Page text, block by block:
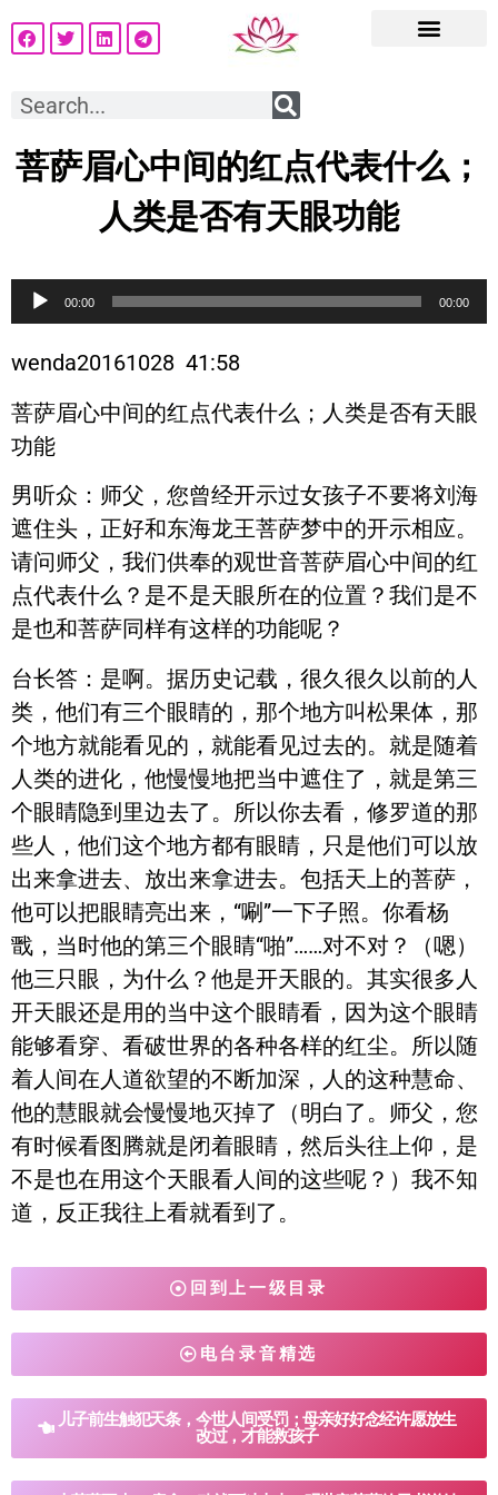
菩萨眉心中间的红点代表什么；
人类是否有天眼功能
频
播
放
器
00:00 00:00
wenda20161028 41:58
菩萨眉心中间的红点代表什么；人类是否有天眼
功能
男听众 ：师父，您曾经开示过女孩子不要将刘海
遮住头，正好和东海龙王菩萨梦中的开示相应。
请问师父，我们供奉的观世音菩萨眉心中间的红
点代表什么？是不是天眼所在的位置？我们是不
是也和菩萨同样有这样的功能呢？
台长答 ：是啊。据历史记载，很久很久以前的人
类，他们有三个眼睛的，那个地方叫松果体，那
个地方就能看见的，就能看见过去的。就是随着
人类的进化，他慢慢地把当中遮住了，就是第三
个眼睛隐到里边去了。所以你去看，修罗道的那
些人，他们这个地方都有眼睛，只是他们可以放
出来拿进去、放出来拿进去。包括天上的菩萨，
他可以把眼睛亮出来，“唰”一下子照。你看杨
戬，当时他的第三个眼睛“啪”……对不对？（嗯）
他三只眼，为什么？他是开天眼的。其实很多人
开天眼还是用的当中这个眼睛看，因为这个眼睛
能够看穿、看破世界的各种各样的红尘。所以随
着人间在人道欲望的不断加深，人的这种慧命、
他的慧眼就会慢慢地灭掉了（明白了。师父，您
有时候看图腾就是闭着眼睛，然后头往上仰，是
不是也在用这个天眼看人间的这些呢？）我不知
道，反正我往上看就看到了。
回到上一级目录
电台录音精选
儿子前生触犯天条，今世人间受罚；母亲好好念经许愿放生
改过，才能救孩子